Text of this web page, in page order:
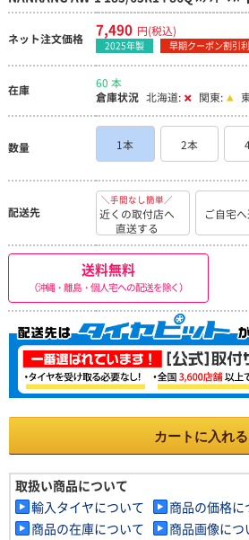
ネット注文価格 7,490 円(税込)
2025年製 早期クーポン割引
在庫
60 本
倉庫状況 北海道: 関東:
数量 1本 2本
配送先
＼手間なし簡単／
近くの取付店へ
直送する
ご自宅
送料無料
（沖縄・離島・個人宅への配送を除く）
カートに入れる
取扱い商品について
輸入タイヤについて
商品の価格に
商品の在庫について
商品画像につ